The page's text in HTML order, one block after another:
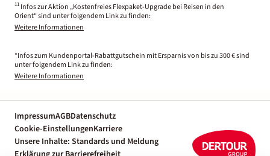
11 Infos zur Aktion „Kostenfreies Flexpaket-Upgrade bei Reisen in den
Orient“ sind unter folgendem Link zu finden:
Weitere Informationen
*Infos zum Kundenportal-Rabattgutschein mit Ersparnis von bis zu 300 € sind
unter folgendem Link zu finden:
Weitere Informationen
ImpressumAGBDatenschutz
Cookie-EinstellungenKarriere
Unsere Inhalte: Standards und Meldung